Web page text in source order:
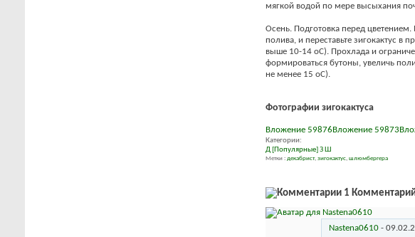
мягкой водой по мере высыхания
Осень. Подготовка перед
полива, и переставьте зигокактус в
выше 10-14 oС). Прохлада и
формироваться бутоны, увеличь
не менее 15 oС).
Фотографии зигокактуса
Вложение 59876Вложение 59873
Категории:
Д [Популярные] З Ш
Метки : декабрист, зигокактус, шлюмбергера
1
Nastena0610-